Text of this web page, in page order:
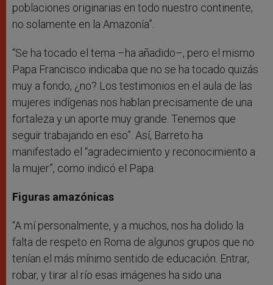
poblaciones originarias en todo nuestro continente,
no solamente en la Amazonía”.
“Se ha tocado el tema –ha añadido–, pero el mismo
Papa Francisco indicaba que no se ha tocado quizás
muy a fondo, ¿no? Los testimonios en el aula de las
mujeres indígenas nos hablan precisamente de una
fortaleza y un aporte muy grande. Tenemos que
seguir trabajando en eso”. Así, Barreto ha
manifestado el “agradecimiento y reconocimiento a
la mujer”, como indicó el Papa.
Figuras amazónicas
“A mí personalmente, y a muchos, nos ha dolido la
falta de respeto en Roma de algunos grupos que no
tenían el más mínimo sentido de educación. Entrar,
robar, y tirar al río esas imágenes ha sido una